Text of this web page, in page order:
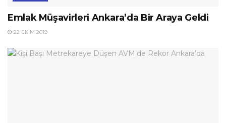
Emlak Müşavirleri Ankara’da Bir Araya Geldi
22 EKIM 2019